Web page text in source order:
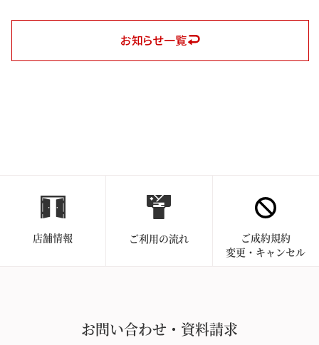
お知らせ一覧
店舗情報 ご利用の流れ
ご成約規約
変更・キャンセル
お問い合わせ・資料請求